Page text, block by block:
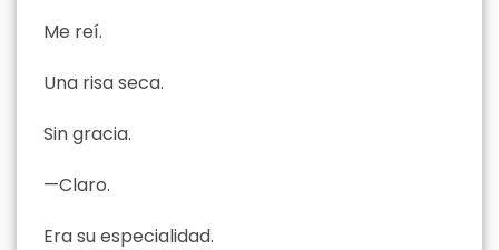
Me reí.
Una risa seca.
Sin gracia.
—Claro.
Era su especialidad.